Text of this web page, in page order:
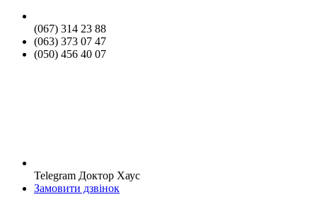
(067) 314 23 88
(063) 373 07 47
(050) 456 40 07
Telegram Доктор Хаус
Замовити дзвінок